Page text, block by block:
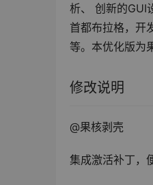
析、 创新的GUI
首都布拉格，开
等。本优化版为
修改说明
@果核剥壳
集成激活补丁，